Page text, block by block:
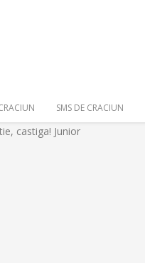
SMS DE CRACIUN
castiga! Junior